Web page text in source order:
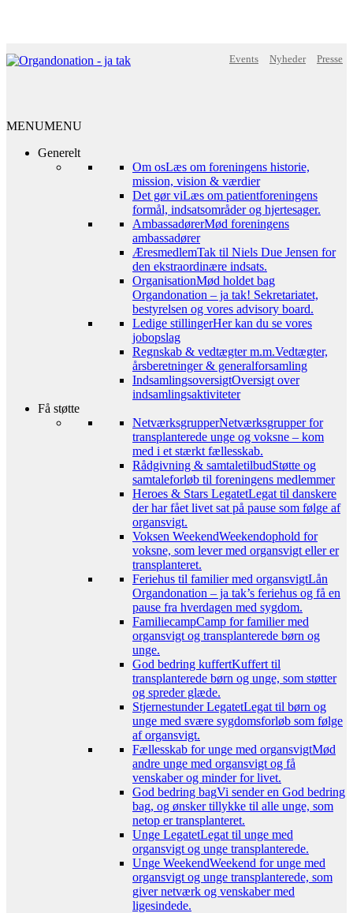
Events Nyheder Presse
MENUMENU
Generelt
Om osLæs om foreningens historie,
mission, vision & værdier
Det gør viLæs om patientforeningens
formål, indsatsområder og hjertesager.
AmbassadørerMød foreningens
ambassadører
ÆresmedlemTak til Niels Due Jensen for
den ekstraordinære indsats.
OrganisationMød holdet bag
Organdonation – ja tak! Sekretariatet,
bestyrelsen og vores advisory board.
Ledige stillingerHer kan du se vores
jobopslag
Regnskab & vedtægter m.m.Vedtægter,
årsberetninger & generalforsamling
IndsamlingsoversigtOversigt over
indsamlingsaktiviteter
Få støtte
NetværksgrupperNetværksgrupper for
transplanterede unge og voksne – kom
med i et stærkt fællesskab.
Rådgivning & samtaletilbudStøtte og
samtaleforløb til foreningens medlemmer
Heroes & Stars LegatetLegat til danskere
der har fået livet sat på pause som følge af
organsvigt.
Voksen WeekendWeekendophold for
voksne, som lever med organsvigt eller er
transplanteret.
Feriehus til familier med organsvigtLån
Organdonation – ja tak’s feriehus og få en
pause fra hverdagen med sygdom.
FamiliecampCamp for familier med
organsvigt og transplanterede børn og
unge.
God bedring kuffertKuffert til
transplanterede børn og unge, som støtter
og spreder glæde.
Stjernestunder LegatetLegat til børn og
unge med svære sygdomsforløb som følge
af organsvigt.
Fællesskab for unge med organsvigtMød
andre unge med organsvigt og få
venskaber og minder for livet.
God bedring bagVi sender en God bedring
bag, og ønsker tillykke til alle unge, som
netop er transplanteret.
Unge LegatetLegat til unge med
organsvigt og unge transplanterede.
Unge WeekendWeekend for unge med
organsvigt og unge transplanterede, som
giver netværk og venskaber med
ligesindede.